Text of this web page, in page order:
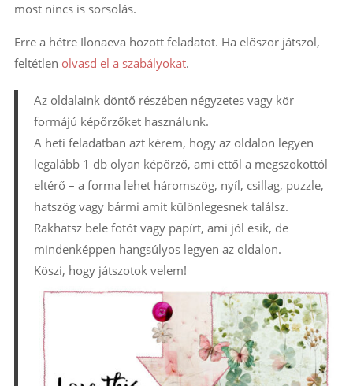
most nincs is sorsolás.
Erre a hétre Ilonaeva hozott feladatot. Ha először játszol,
feltétlen olvasd el a szabályokat.
Az oldalaink döntő részében négyzetes vagy kör
formájú képőrzőket használunk.
A heti feladatban azt kérem, hogy az oldalon legyen
legalább 1 db olyan képőrző, ami ettől a megszokottól
eltérő – a forma lehet háromszög, nyíl, csillag, puzzle,
hatszög vagy bármi amit különlegesnek találsz.
Rakhatsz bele fotót vagy papírt, ami jól esik, de
mindenképpen hangsúlyos legyen az oldalon.
Köszi, hogy játszotok velem!